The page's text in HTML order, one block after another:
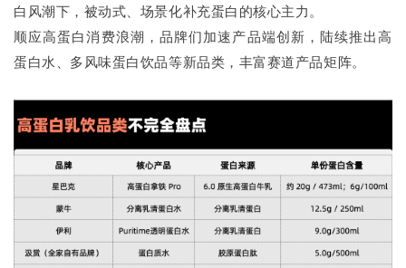
白风潮下，被动式、场景化补充蛋白的核心主力。
顺应高蛋白消费浪潮，品牌们加速产品端创新，陆续推出高
蛋白水、多风味蛋白饮品等新品类，丰富赛道产品矩阵。